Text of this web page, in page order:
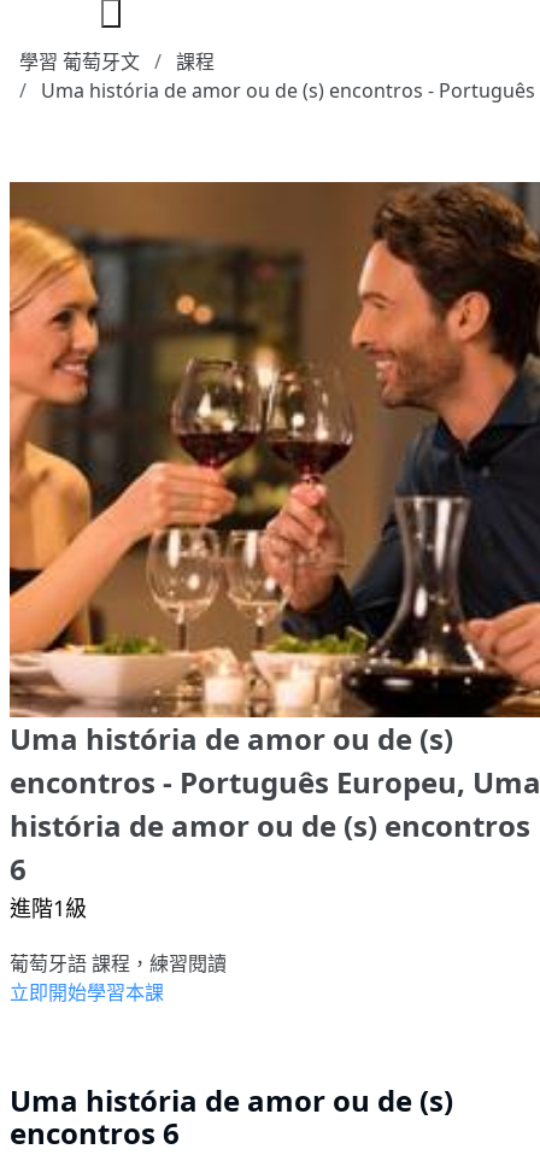
學習 葡萄牙文
課程
Uma história de amor ou de (s) encontros -
Uma história de amor ou de (s)
encontros - Português Europeu, Uma
história de amor ou de (s) encontros
6
進階1級
葡萄牙語 課程，練習閱讀
立即開始學習本課
Uma história de amor ou de (s)
encontros 6